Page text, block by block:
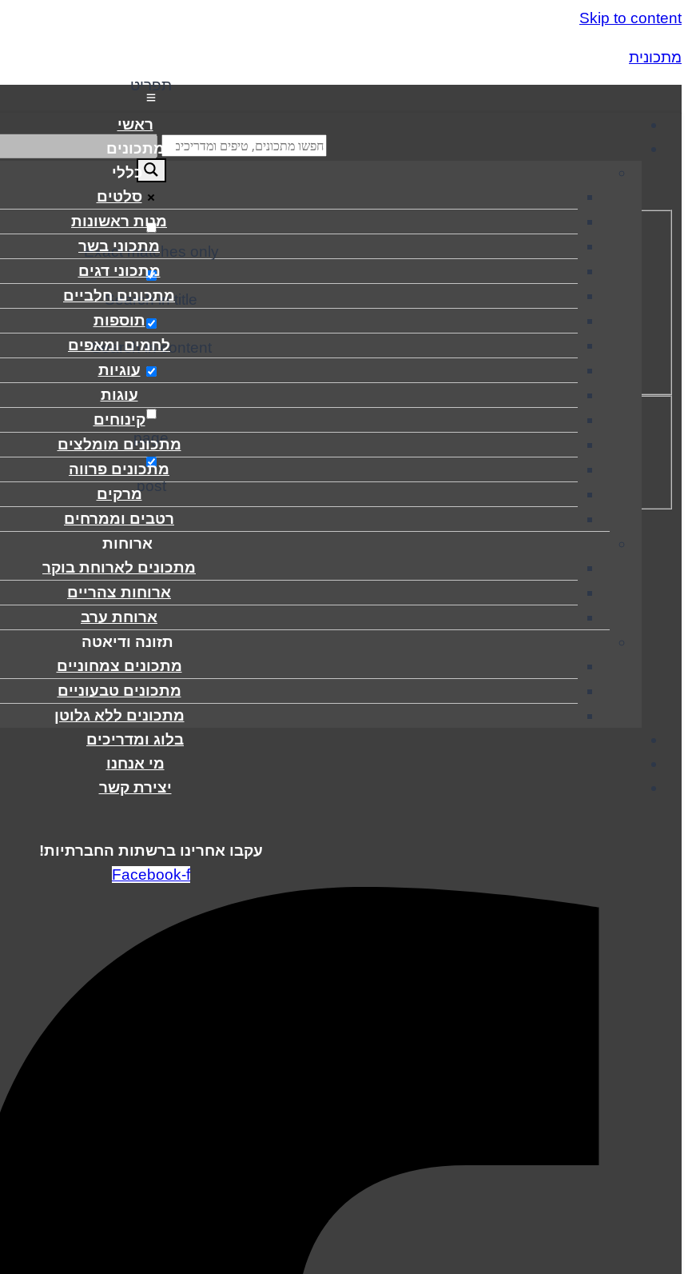
Skip to content
מתכונית
Exact matches only
Search in title
Search in content
page
post
תפריט
ראשי
מתכונים
כללי
סלטים
מנות ראשונות
מתכוני בשר
מתכוני דגים
מתכונים חלביים
תוספות
לחמים ומאפים
עוגיות
עוגות
קינוחים
מתכונים מומלצים
מתכונים פרווה
מרקים
רטבים וממרחים
ארוחות
מתכונים לארוחת בוקר
ארוחות צהריים
ארוחת ערב
תזונה ודיאטה
מתכונים צמחוניים
מתכונים טבעוניים
מתכונים ללא גלוטן
בלוג ומדריכים
מי אנחנו
יצירת קשר
עקבו אחרינו ברשתות החברתיות!
Facebook-f